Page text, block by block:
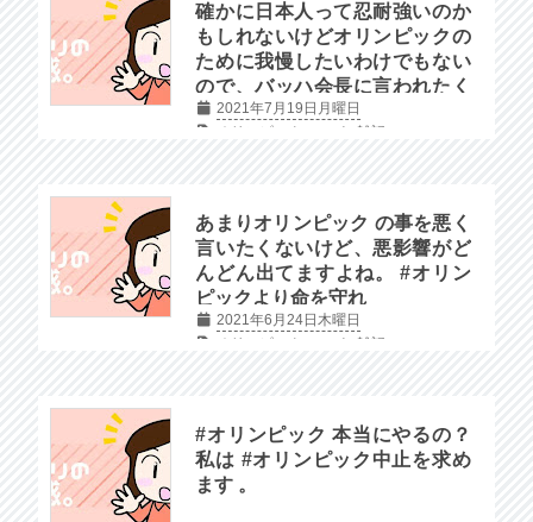
確かに日本人って忍耐強いのか
もしれないけどオリンピックの
ために我慢したいわけでもない
ので、バッハ会長に言われたく
はないなぁ😤
2021年7月19日月曜日
オリンピック
コロナ 雑記
あまりオリンピック の事を悪く
言いたくないけど、悪影響がど
んどん出てますよね。 #オリン
ピックより命を守れ
2021年6月24日木曜日
オリンピック
コロナ 雑記
#オリンピック 本当にやるの？
私は #オリンピック中止を求め
ます 。